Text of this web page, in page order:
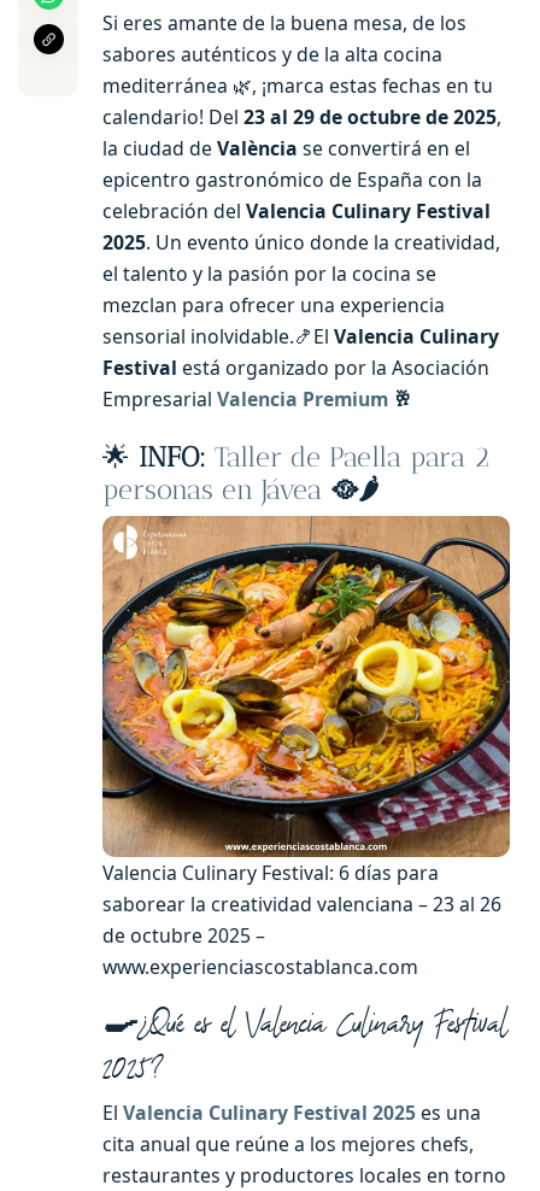
Si eres amante de la buena mesa, de los
sabores auténticos y de la alta cocina
mediterránea 🌿, ¡marca estas fechas en tu
calendario! Del 23 al 29 de octubre de 2025,
la ciudad de València se convertirá en el
epicentro gastronómico de España con la
celebración del Valencia Culinary Festival
2025. Un evento único donde la creatividad,
el talento y la pasión por la cocina se
mezclan para ofrecer una experiencia
sensorial inolvidable.🍤El Valencia Culinary
Festival está organizado por la Asociación
Empresarial Valencia Premium 🥂
🌟 INFO: Taller de Paella para 2
personas en Jávea 🥘🌶
Valencia Culinary Festival: 6 días para
saborear la creatividad valenciana – 23 al 26
de octubre 2025 –
www.experienciascostablanca.com
🍳¿Qué es el Valencia Culinary Festival
2025?
El Valencia Culinary Festival 2025es una
cita anual que reúne a los mejores chefs,
restaurantes y productores locales en torno